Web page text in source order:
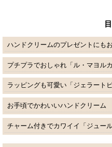
ハンドクリームのプレゼントにも
プチプラでおしゃれ「ル・マヨル
ラッピングも可愛い「ジェラート
お手頃でかわいいハンドクリーム
チャーム付きでカワイイ「ジュー